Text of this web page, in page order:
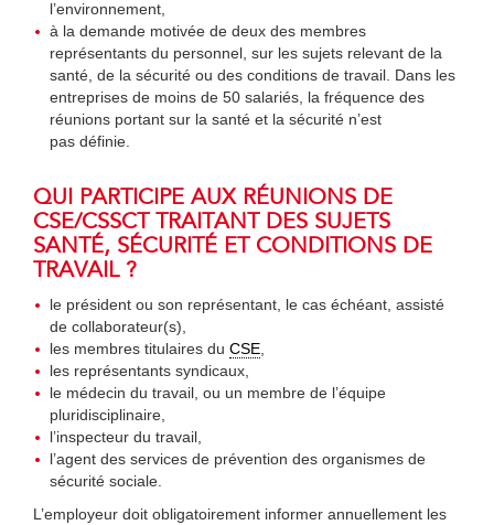
l’environnement,
à la demande motivée de deux des membres
représentants du personnel, sur les sujets relevant de la
santé, de la sécurité ou des conditions de travail. Dans les
entreprises de moins de 50 salariés, la fréquence des
réunions portant sur la santé et la sécurité n’est
pas définie.
QUI PARTICIPE AUX RÉUNIONS DE
CSE/CSSCT TRAITANT DES SUJETS
SANTÉ, SÉCURITÉ ET CONDITIONS DE
TRAVAIL ?
le président ou son représentant, le cas échéant, assisté
de collaborateur(s),
les membres titulaires du CSE
les représentants syndicaux,
le médecin du travail, ou un membre de l’équipe
pluridisciplinaire,
l’inspecteur du travail,
l’agent des services de prévention des organismes de
sécurité sociale.
L’employeur doit obligatoirement informer annuellement les